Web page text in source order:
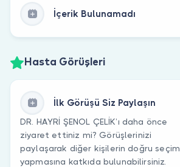
İçerik Bulunamadı
Hasta Görüşleri
İlk Görüşü Siz Paylaşın
DR. HAYRİ ŞENOL ÇELİK’ı daha önce
ziyaret ettiniz mi? Görüşlerinizi
paylaşarak diğer kişilerin doğru seçim
yapmasına katkıda bulunabilirsiniz.